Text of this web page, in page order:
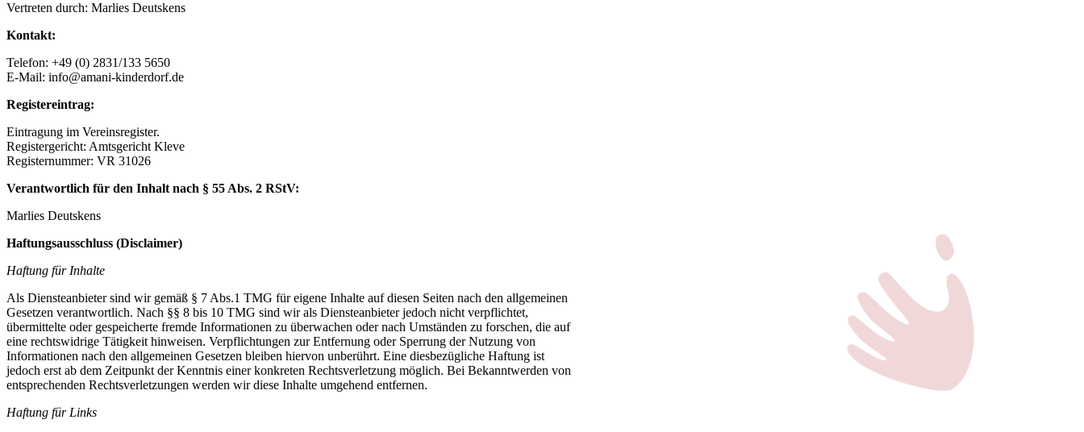
Vertreten durch: Marlies Deutskens
Kontakt:
Telefon: +49 (0) 2831/133 5650
E-Mail: info@amani-kinderdorf.de
Registereintrag:
Eintragung im Vereinsregister.
Registergericht: Amtsgericht Kleve
Registernummer: VR 31026
Verantwortlich für den Inhalt nach § 55 Abs. 2 RStV:
Marlies Deutskens
Haftungsausschluss (Disclaimer)
Haftung für Inhalte
Als Diensteanbieter sind wir gemäß § 7 Abs.1 TMG für eigene Inhalte auf diesen Seiten nach den allgemeinen
Gesetzen verantwortlich. Nach §§ 8 bis 10 TMG sind wir als Diensteanbieter jedoch nicht verpflichtet,
übermittelte oder gespeicherte fremde Informationen zu überwachen oder nach Umständen zu forschen, die auf
eine rechtswidrige Tätigkeit hinweisen. Verpflichtungen zur Entfernung oder Sperrung der Nutzung von
Informationen nach den allgemeinen Gesetzen bleiben hiervon unberührt. Eine diesbezügliche Haftung ist
jedoch erst ab dem Zeitpunkt der Kenntnis einer konkreten Rechtsverletzung möglich. Bei Bekanntwerden von
entsprechenden Rechtsverletzungen werden wir diese Inhalte umgehend entfernen.
Haftung für Links